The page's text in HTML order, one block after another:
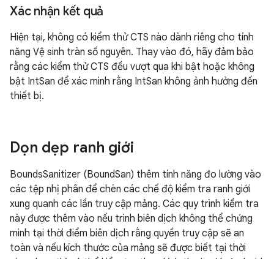
Xác nhận kết quả
Hiện tại, không có kiểm thử CTS nào dành riêng cho tính
năng Vệ sinh tràn số nguyên. Thay vào đó, hãy đảm bảo
rằng các kiểm thử CTS đều vượt qua khi bật hoặc không
bật IntSan để xác minh rằng IntSan không ảnh hưởng đến
thiết bị.
Dọn dẹp ranh giới
BoundsSanitizer (BoundSan) thêm tính năng đo lường vào
các tệp nhị phân để chèn các chế độ kiểm tra ranh giới
xung quanh các lần truy cập mảng. Các quy trình kiểm tra
này được thêm vào nếu trình biên dịch không thể chứng
minh tại thời điểm biên dịch rằng quyền truy cập sẽ an
toàn và nếu kích thước của mảng sẽ được biết tại thời